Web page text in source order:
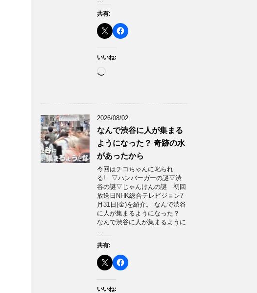
共有:
いいね:
み
2026/08/02
なんで渋谷に人が集まる
ようになった？ 奇跡の水
があったから
今回はチコちゃんに叱られ
る! ▽ハンバーガーの謎▽渋
谷の謎▽じゃんけんの謎 初回
放送日NHK総合テレビジョン7
月31日(金)を紹介。 なんで渋谷
に人が集まるようになった？
なんで渋谷に人が集まるように
…
共有:
いいね: